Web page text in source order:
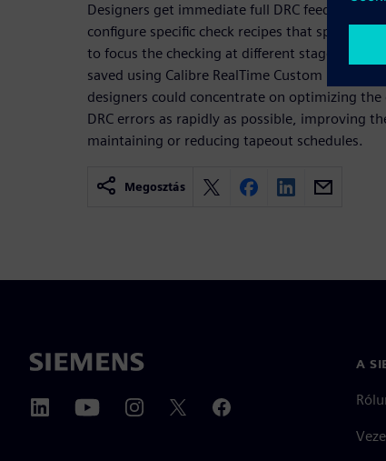
Designers get immediate full DRC feedback as
configure specific check recipes that specify a
to focus the checking at different stages of the
saved using Calibre RealTime Custom in-
designers could concentrate on optimizing
DRC errors as rapidly as possible, improving
maintaining or reducing tapeout schedules.
Megosztás
A